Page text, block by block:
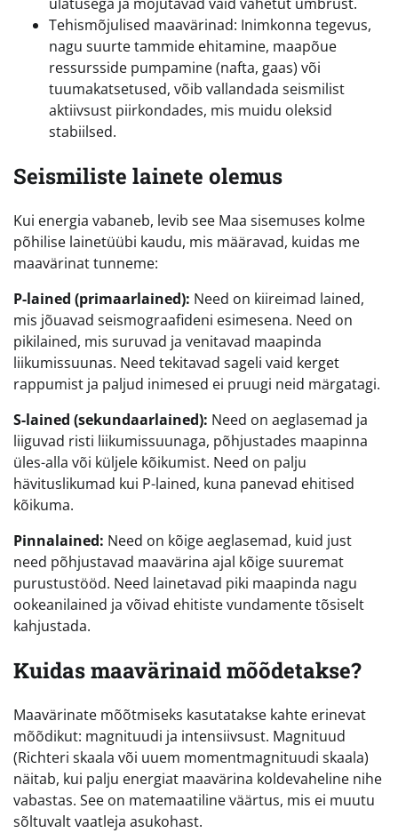
ulatusega ja mõjutavad vaid vahetut ümbrust.
Tehismõjulised maavärinad: Inimkonna tegevus,
nagu suurte tammide ehitamine, maapõue
ressursside pumpamine (nafta, gaas) või
tuumakatsetused, võib vallandada seismilist
aktiivsust piirkondades, mis muidu oleksid
stabiilsed.
Seismiliste lainete olemus
Kui energia vabaneb, levib see Maa sisemuses kolme
põhilise lainetüübi kaudu, mis määravad, kuidas me
maavärinat tunneme:
P-lained (primaarlained): Need on kiireimad lained,
mis jõuavad seismograafideni esimesena. Need on
pikilained, mis suruvad ja venitavad maapinda
liikumissuunas. Need tekitavad sageli vaid kerget
rappumist ja paljud inimesed ei pruugi neid märgatagi.
S-lained (sekundaarlained): Need on aeglasemad ja
liiguvad risti liikumissuunaga, põhjustades maapinna
üles-alla või küljele kõikumist. Need on palju
hävituslikumad kui P-lained, kuna panevad ehitised
kõikuma.
Pinnalained: Need on kõige aeglasemad, kuid just
need põhjustavad maavärina ajal kõige suuremat
purustustööd. Need lainetavad piki maapinda nagu
ookeanilained ja võivad ehitiste vundamente tõsiselt
kahjustada.
Kuidas maavärinaid mõõdetakse?
Maavärinate mõõtmiseks kasutatakse kahte erinevat
mõõdikut: magnituudi ja intensiivsust. Magnituud
(Richteri skaala või uuem momentmagnituudi skaala)
näitab, kui palju energiat maavärina koldevaheline nihe
vabastas. See on matemaatiline väärtus, mis ei muutu
sõltuvalt vaatleja asukohast.